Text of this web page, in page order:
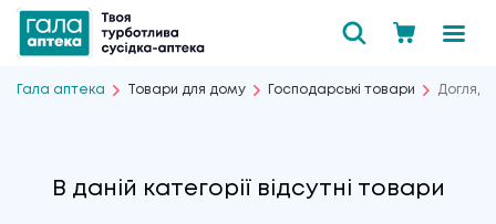
Гала аптека Товари для дому Господарські товари Догляд
В даній категорії відсутні товари